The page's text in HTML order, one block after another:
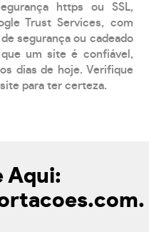
https ou SSL,
Trust Services, com
segurança ou cadeado
um site é confiável,
dias de hoje. Verifique
para ter certeza.
Aqui: